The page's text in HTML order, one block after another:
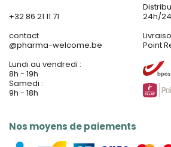
+32 86 21 11 71
contact
@pharma-welcome.be
Lundi au vendredi :
8h - 19h
Samedi :
9h - 18h
Nos moyens de paiements
24h/
Point